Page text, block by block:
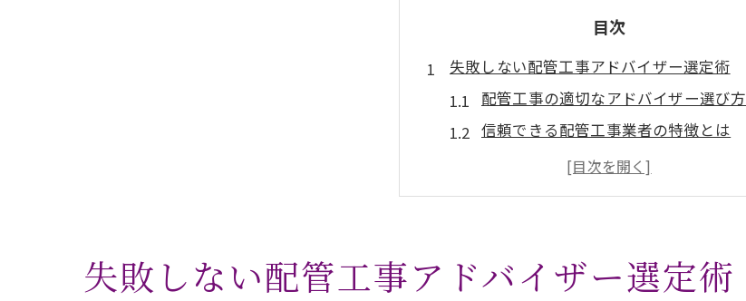
目次
失敗しない配管工事アドバイザー選定術
配管工事の適切なアドバイザー選び方
信頼できる配管工事業者の特徴とは
配管工事相談時に重視すべきポイント
配管工事で安心を得るアドバイス例
住まいの安心へ導く配管工事の基本知識
配管工事で押さえたい基礎知識まとめ
失敗しない配管工事アドバイザー選定術